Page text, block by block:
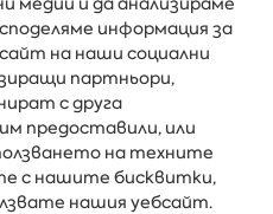
и оферти направо във
кутия
АБОНИРАЙ СЕ
информация за
на наши социални
партньори,
с друга
предоставили, или
на техните
с нашите бисквитки,
нашия уебсайт.